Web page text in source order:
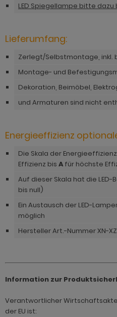
LED Spiegellampe bitte
Lieferumfang:
Zerlegt/Selbstmontage,
Montage- und
Dekoration, Beimöbel,
und Armaturen sind nicht
Energieeffizienz
Die Skala der
Effizienz bis A für höchste
Auf dieser Skala hat die
bis null)
Ein Austausch der LED-
möglich
Hersteller Art.-Nummer XN-
Information zur
Verantwortlicher
der EU ist: